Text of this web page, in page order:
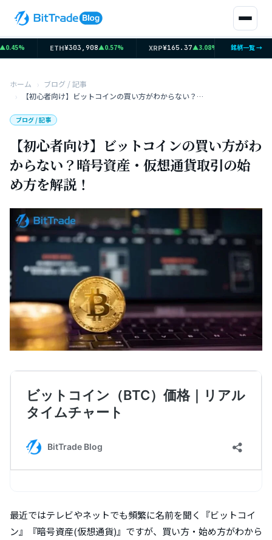
ETH¥303,908▲0.57% XRP¥165.37▲3.08% SOL
銘柄一覧 →
ホーム
ブログ / 記事
【初心者向け】ビットコインの買い方がわからない？暗号資産・仮想通貨取引の始め方を解説！
ブログ / 記事
【初心者向け】ビットコインの買い方がわ
からない？暗号資産・仮想通貨取引の始
め方を解説！
最近ではテレビやネットでも頻繁に名前を聞く『ビットコイ
ン』『暗号資産(仮想通貨)』ですが、買い方・始め方がわから